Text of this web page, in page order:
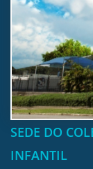
SEDE DO
INFANTIL